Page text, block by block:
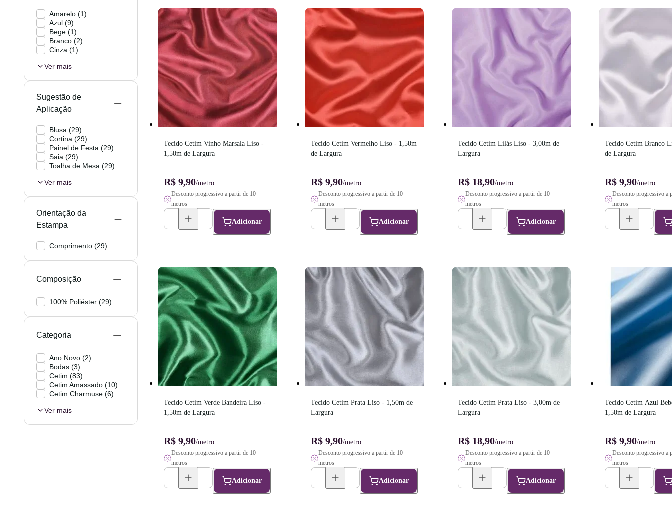
Amarelo (1)
Azul (9)
Bege (1)
Branco (2)
Cinza (1)
Ver mais
Sugestão de
Aplicação
Blusa (29)
Cortina (29)
Painel de Festa (29)
Saia (29)
Toalha de Mesa (29)
Ver mais
Orientação da
Estampa
Comprimento (29)
Composição
100% Poliéster (29)
Categoria
Ano Novo (2)
Bodas (3)
Cetim (83)
Cetim Amassado (10)
Cetim Charmuse (6)
Ver mais
Tecido Cetim Vinho Marsala Liso -
1,50m de Largura
R$ 9,90/metro
Desconto progressivo a partir de 10
metros
Adicionar
Tecido Cetim Vermelho Liso - 1,50m
de Largura
R$ 9,90/metro
Desconto progressivo a partir de 10
metros
Adicionar
Tecido Cetim Lilás Liso - 3,00m de
Largura
R$ 18,90/metro
Desconto progressivo a partir de 10
metros
Adicionar
Tecido Cetim Branco
de Largura
R$ 9,90/metro
Desconto progressivo a
metros
Tecido Cetim Verde Bandeira Liso -
1,50m de Largura
R$ 9,90/metro
Desconto progressivo a partir de 10
metros
Adicionar
Tecido Cetim Prata Liso - 1,50m de
Largura
R$ 9,90/metro
Desconto progressivo a partir de 10
metros
Adicionar
Tecido Cetim Prata Liso - 3,00m de
Largura
R$ 18,90/metro
Desconto progressivo a partir de 10
metros
Adicionar
Tecido Cetim Azul
1,50m de Largura
R$ 9,90/metro
Desconto progressivo a
metros